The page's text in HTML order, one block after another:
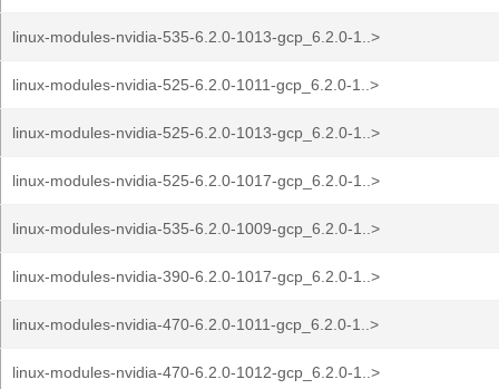
linux-modules-nvidia-535-6.2.0-1013-gcp_6.2.0-1..>
linux-modules-nvidia-525-6.2.0-1011-gcp_6.2.0-1..>
linux-modules-nvidia-525-6.2.0-1013-gcp_6.2.0-1..>
linux-modules-nvidia-525-6.2.0-1017-gcp_6.2.0-1..>
linux-modules-nvidia-535-6.2.0-1009-gcp_6.2.0-1..>
linux-modules-nvidia-390-6.2.0-1017-gcp_6.2.0-1..>
linux-modules-nvidia-470-6.2.0-1011-gcp_6.2.0-1..>
linux-modules-nvidia-470-6.2.0-1012-gcp_6.2.0-1..>